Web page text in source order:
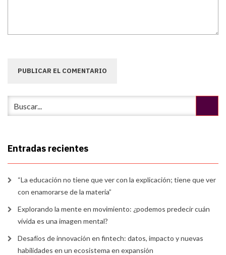
Entradas recientes
“La educación no tiene que ver con la explicación; tiene que ver
con enamorarse de la materia”
Explorando la mente en movimiento: ¿podemos predecir cuán
vívida es una imagen mental?
Desafíos de innovación en fintech: datos, impacto y nuevas
habilidades en un ecosistema en expansión